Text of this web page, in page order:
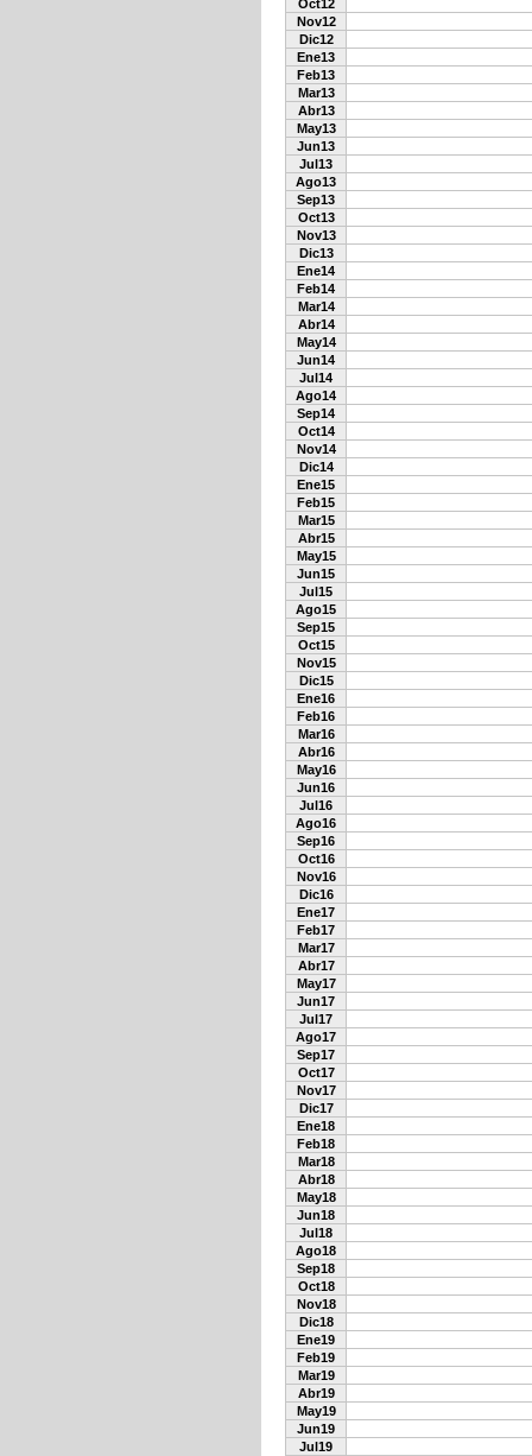
Oct12
Nov12
Dic12
Ene13
Feb13
Mar13
Abr13
May13
Jun13
Jul13
Ago13
Sep13
Oct13
Nov13
Dic13
Ene14
Feb14
Mar14
Abr14
May14
Jun14
Jul14
Ago14
Sep14
Oct14
Nov14
Dic14
Ene15
Feb15
Mar15
Abr15
May15
Jun15
Jul15
Ago15
Sep15
Oct15
Nov15
Dic15
Ene16
Feb16
Mar16
Abr16
May16
Jun16
Jul16
Ago16
Sep16
Oct16
Nov16
Dic16
Ene17
Feb17
Mar17
Abr17
May17
Jun17
Jul17
Ago17
Sep17
Oct17
Nov17
Dic17
Ene18
Feb18
Mar18
Abr18
May18
Jun18
Jul18
Ago18
Sep18
Oct18
Nov18
Dic18
Ene19
Feb19
Mar19
Abr19
May19
Jun19
Jul19